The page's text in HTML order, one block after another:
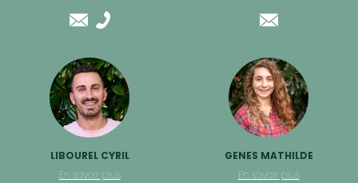
LIBOUREL CYRIL
En savoir plus
GENES MATHILDE
En savoir plus